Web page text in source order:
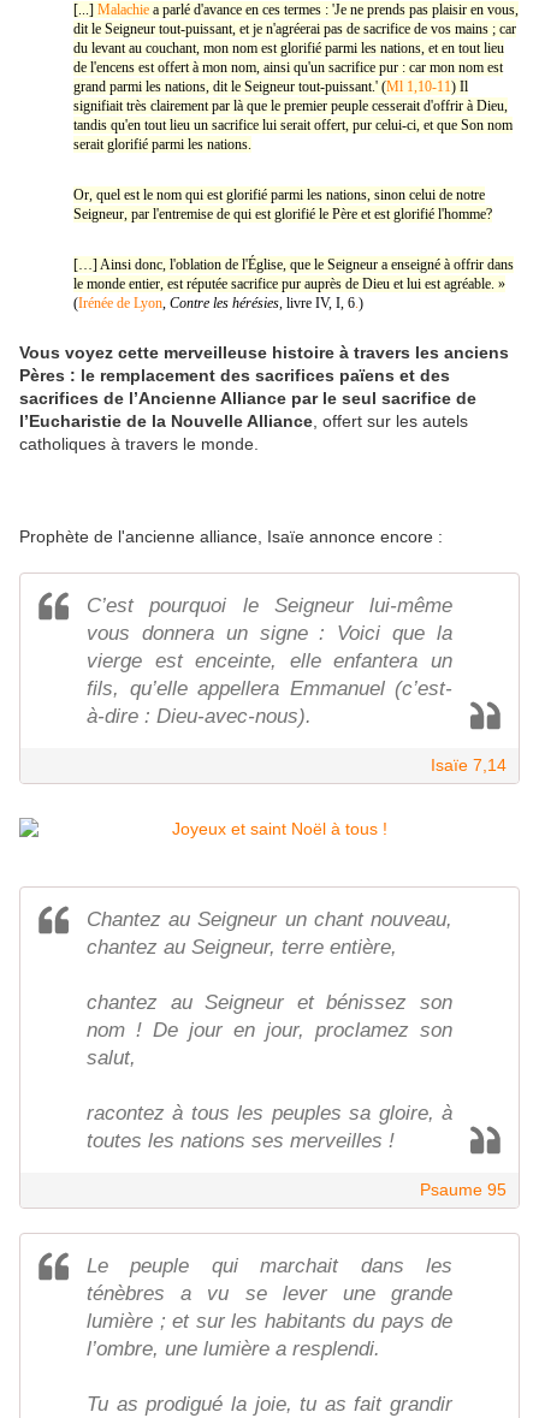
[...] Malachie a parlé d'avance en ces termes : 'Je ne prends pas plaisir en vous,
dit le Seigneur tout-puissant, et je n'agréerai pas de sacrifice de vos mains ; car
du levant au couchant, mon nom est glorifié parmi les nations, et en tout lieu
de l'encens est offert à mon nom, ainsi qu'un sacrifice pur : car mon nom est
grand parmi les nations, dit le Seigneur tout-puissant.' (Ml 1,10-11) Il
signifiait très clairement par là que le premier peuple cesserait d'offrir à Dieu,
tandis qu'en tout lieu un sacrifice lui serait offert, pur celui-ci, et que Son nom
serait glorifié parmi les nations.
Or, quel est le nom qui est glorifié parmi les nations, sinon celui de notre
Seigneur, par l'entremise de qui est glorifié le Père et est glorifié l'homme?
[…] Ainsi donc, l'oblation de l'Église, que le Seigneur a enseigné à offrir dans
le monde entier, est réputée sacrifice pur auprès de Dieu et lui est agréable. »
(Irénée de Lyon, Contre les hérésies, livre IV, I, 6.)
Vous voyez cette merveilleuse histoire à travers les anciens
Pères : le remplacement des sacrifices païens et des
sacrifices de l’Ancienne Alliance par le seul sacrifice de
l’Eucharistie de la Nouvelle Alliance , offert sur les autels
catholiques à travers le monde.
Prophète de l'ancienne alliance, Isaïe annonce encore :
C’est pourquoi le Seigneur lui-même
vous donnera un signe : Voici que la
vierge est enceinte, elle enfantera un
fils, qu’elle appellera Emmanuel (c’est-
à-dire : Dieu-avec-nous).
Isaïe 7,14
Chantez au Seigneur un chant nouveau,
chantez au Seigneur, terre entière,
chantez au Seigneur et bénissez son
nom ! De jour en jour, proclamez son
salut,
racontez à tous les peuples sa gloire, à
toutes les nations ses merveilles !
Psaume 95
Le peuple qui marchait dans les
ténèbres a vu se lever une grande
lumière ; et sur les habitants du pays de
l’ombre, une lumière a resplendi.
Tu as prodigué la joie, tu as fait grandir